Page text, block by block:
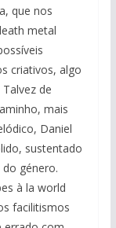
que nos
metal
criativos, algo
de
mais
Daniel
sustentado
género.
à la world
facilitismos